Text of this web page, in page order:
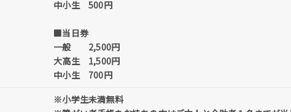
中小生 500円
■当日券
一般 2,500円
大高生 1,500円
中小生 700円
※小学生未満無料